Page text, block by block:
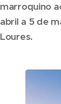
marroquino
abril a 5 de
Loures.